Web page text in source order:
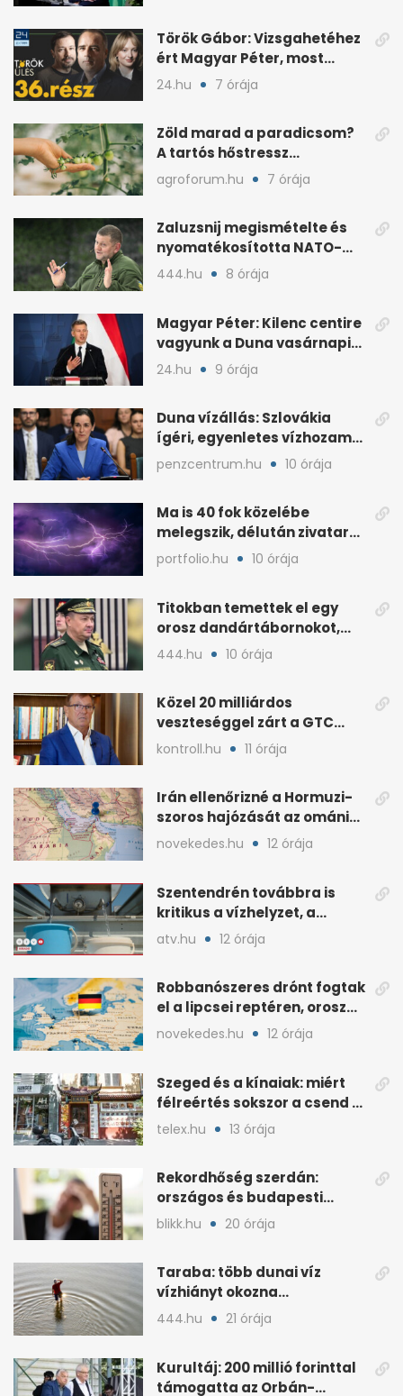
Török Gábor: Vizsgahetéhez
ért Magyar Péter, most
minden róla szól
24.hu 7 órája
Zöld marad a paradicsom?
A tartós hőstressz
késleltetheti az érést
agroforum.hu 7 órája
Zaluzsnij megismételte és
nyomatékosította NATO-
kritikáját
444.hu 8 órája
Magyar Péter: Kilenc centire
vagyunk a Duna vasárnapi
mélypontjától
24.hu 9 órája
Duna vízállás: Szlovákia
ígéri, egyenletes vízhozam
jön Magyarországra
penzcentrum.hu 10 órája
Ma is 40 fok közelébe
melegszik, délután zivatar
és viharos szél jöhet
portfolio.hu 10 órája
Titokban temettek el egy
orosz dandártábornokot,
Csajko barátját
444.hu 10 órája
Közel 20 milliárdos
veszteséggel zárt a GTC
Origine a 2025-ös évben
kontroll.hu 11 órája
Irán ellenőrizné a Hormuzi-
szoros hajózását az ománi
megállapodás után
novekedes.hu 12 órája
Szentendrén továbbra is
kritikus a vízhelyzet, a
honvédség szállít
atv.hu 12 órája
Robbanószeres drónt fogtak
el a lipcsei reptéren, orosz
szál gyanúja
novekedes.hu 12 órája
Szeged és a kínaiak: miért
félreértés sokszor a csend a
hétköznapokban?
telex.hu 13 órája
Rekordhőség szerdán:
országos és budapesti
melegcsúcsok dőltek meg
blikk.hu 20 órája
Taraba: több dunai víz
vízhiányt okozna
Szlovákiában
444.hu 21 órája
Kurultáj: 200 millió forinttal
támogatta az Orbán-